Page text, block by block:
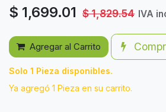
$ 1,699.01 $1,829.54 IVA
Agregar al Carrito
Solo 1 Pieza disponibles.
Ya agregó 1 Pieza en su carrito.